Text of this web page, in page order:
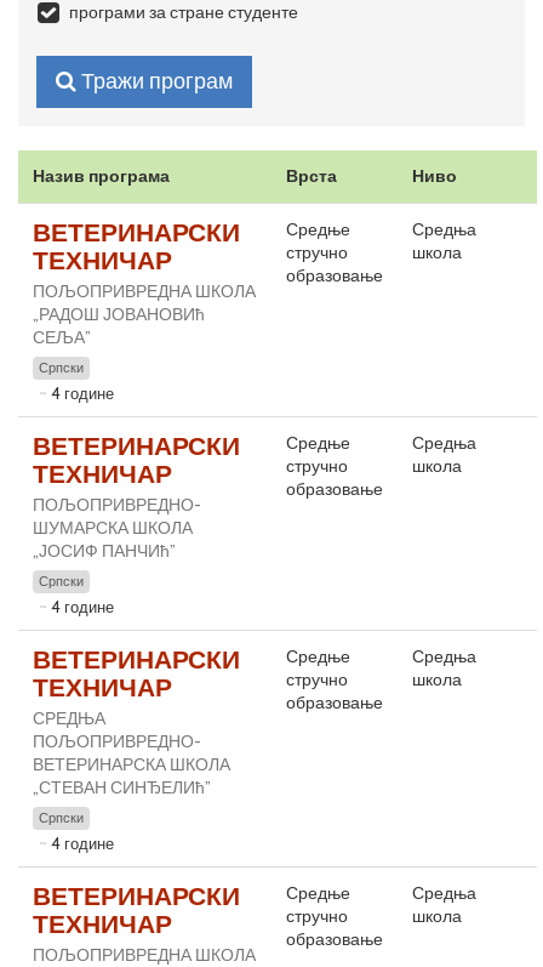
програми за стране студенте
Тражи програм
Назив програма Врста Ниво
ВЕТЕРИНАРСКИ
ТЕХНИЧАР
ПОЉОПРИВРЕДНА ШКОЛА
„РАДОШ ЈОВАНОВИћ
СЕЉА”
Српски
4 године
Средње
стручно
образовање
Средња
школа
ВЕТЕРИНАРСКИ
ТЕХНИЧАР
ПОЉОПРИВРЕДНО-
ШУМАРСКА ШКОЛА
„ЈОСИФ ПАНЧИћ”
Српски
4 године
Средње
стручно
образовање
Средња
школа
ВЕТЕРИНАРСКИ
ТЕХНИЧАР
СРЕДЊА
ПОЉОПРИВРЕДНО-
ВЕТЕРИНАРСКА ШКОЛА
„СТЕВАН СИНЂЕЛИћ”
Српски
4 године
Средње
стручно
образовање
Средња
школа
ВЕТЕРИНАРСКИ
ТЕХНИЧАР
ПОЉОПРИВРЕДНА ШКОЛА
Средње
стручно
образовање
Средња
школа